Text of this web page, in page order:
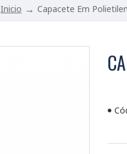
Inicio Capacete Em